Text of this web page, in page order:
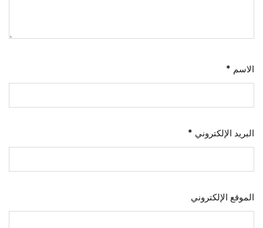
الاسم *
البريد الإلكتروني *
الموقع الإلكتروني